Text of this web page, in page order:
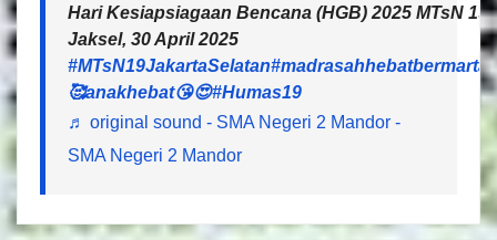
Hari Kesiapsiagaan Bencana (HGB) 2025 MTsN
Jaksel, 30 April 2025
#MTsN19JakartaSelatan
🥰anakhebat😘😍#Humas19
♬ original sound - SMA Negeri 2 Mandor -
SMA Negeri 2 Mandor